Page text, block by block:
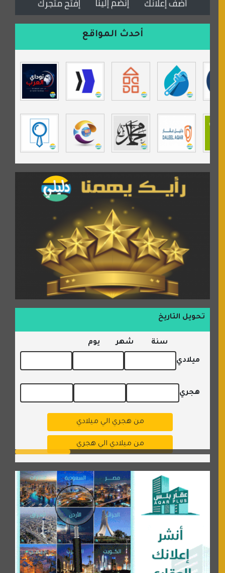
ورشة زهرة لورا للحدادة
موقع حراج خدمة
تي في قران
موسوعة نور الرحمن
مندى غرام
مردة سوفت
السبيل
أحدث المواقع
تحويل التاريخ
سنة شهر يوم
ميلادي
هجري
من هجري الي ميلادي
من ميلادي الي هجري